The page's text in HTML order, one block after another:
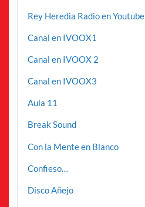
Rey Heredia Radio en Youtube
Canal en IVOOX1
Canal en IVOOX 2
Canal en IVOOX3
Aula 11
Break Sound
Con la Mente en Blanco
Confieso…
Disco Añejo